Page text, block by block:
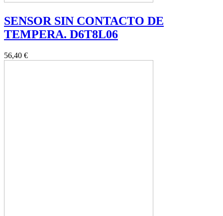
SENSOR SIN CONTACTO DE
TEMPERA. D6T8L06
56,40 €